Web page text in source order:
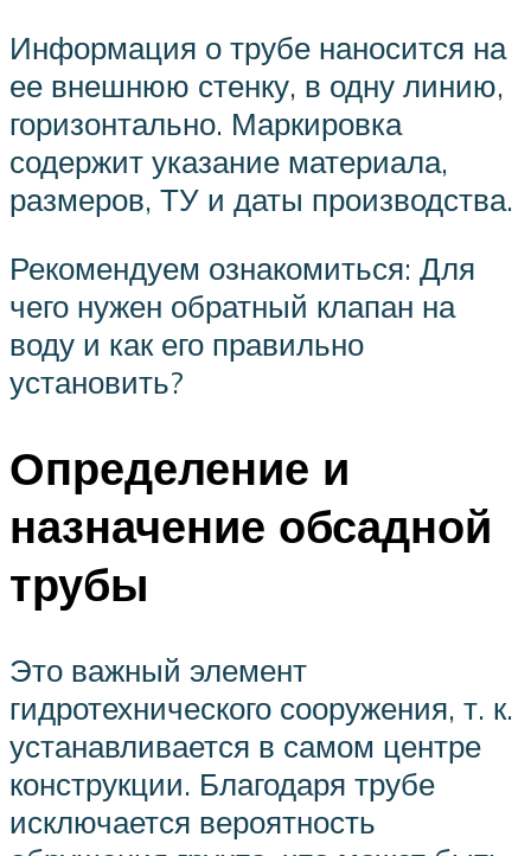
Информация о трубе наносится на
ее внешнюю стенку, в одну линию,
горизонтально. Маркировка
содержит указание материала,
размеров, ТУ и даты производства.
Рекомендуем ознакомиться: Для
чего нужен обратный клапан на
воду и как его правильно
установить?
Определение и
назначение обсадной
трубы
Это важный элемент
гидротехнического сооружения, т. к.
устанавливается в самом центре
конструкции. Благодаря трубе
исключается вероятность